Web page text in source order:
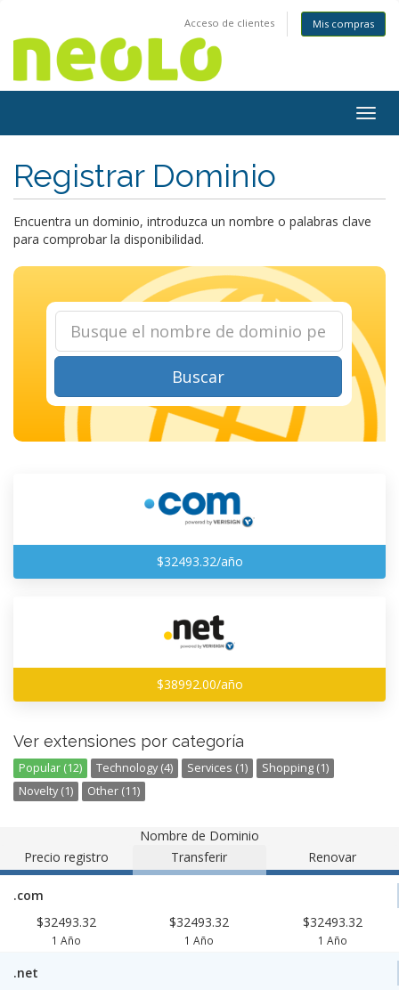
Acceso de clientes Mis compras
Registrar Dominio
Encuentra un dominio, introduzca un nombre o palabras clave
para comprobar la disponibilidad.
Buscar
$32493.32/año
$38992.00/año
Ver extensiones por categoría
Popular (12) Technology (4) Services (1)
Shopping (1)
Novelty (1)
Other (11)
Nombre de Dominio
Precio registro
Transferir Renovar
.com
$32493.32
1 Año
$32493.32
1 Año
$32493.32
1 Año
.net